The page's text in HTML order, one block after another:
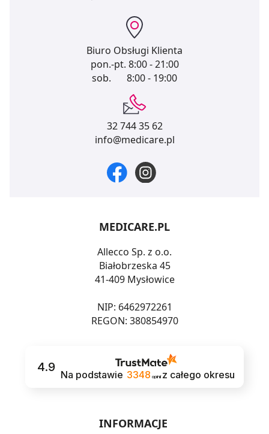
Biuro Obsługi Klienta
pon.-pt. 8:00 - 21:00
sob.
8:00 - 19:00
32 744 35 62
info@medicare.pl
MEDICARE.PL
Allecco Sp. z o.o.
Białobrzeska 45
41-409 Mysłowice
NIP: 6462972261
REGON: 380854970
4.9
Na podstawie 3348 opinii z całego okresu
INFORMACJE